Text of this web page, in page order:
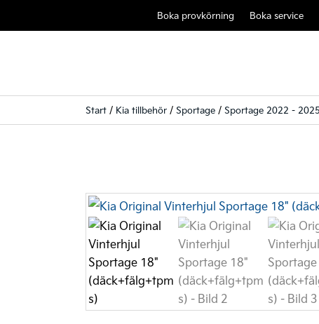
Boka provkörning Boka service
Start / Kia tillbehör / Sportage / Sportage 2022 - 2025